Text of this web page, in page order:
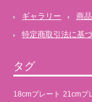
ギャラリー 商
特定商取引法に基
タグ
18cmプレート 21cmプ